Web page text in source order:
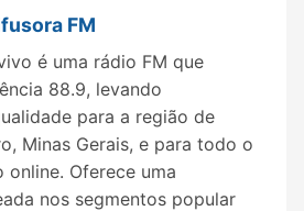
FM
é uma rádio FM que
88.9, levando
para a região de
Minas Gerais, e para todo o
Oferece uma
nos segmentos popular